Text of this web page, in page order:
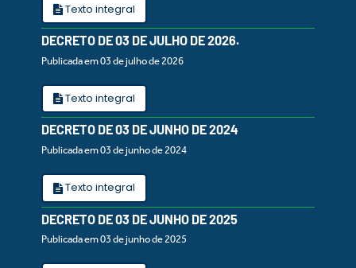
Texto integral
DECRETO DE 03 DE JULHO DE 2026.
Publicada em 03 de julho de 2026
Texto integral
DECRETO DE 03 DE JUNHO DE 2024
Publicada em 03 de junho de 2024
Texto integral
DECRETO DE 03 DE JUNHO DE 2025
Publicada em 03 de junho de 2025